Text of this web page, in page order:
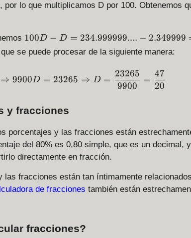
lo que multiplicamos D por 100. Obtenemos
1
0
0
-
2
4.
9
9
9
9
2.
100D − D = 234.999999.... − 2.349999
se puede procesar de la siguiente manera:
99D = 232.65 \Rightarrow
⇒ 9900D = 23265 ⇒ D =
9900
23265
=
20
47
y fracciones
porcentajes y las fracciones están
del 80% es 0,80 simple, que es un decimal,
directamente en fracción.
las fracciones están tan íntimamente
de fracciones también están
fracciones?